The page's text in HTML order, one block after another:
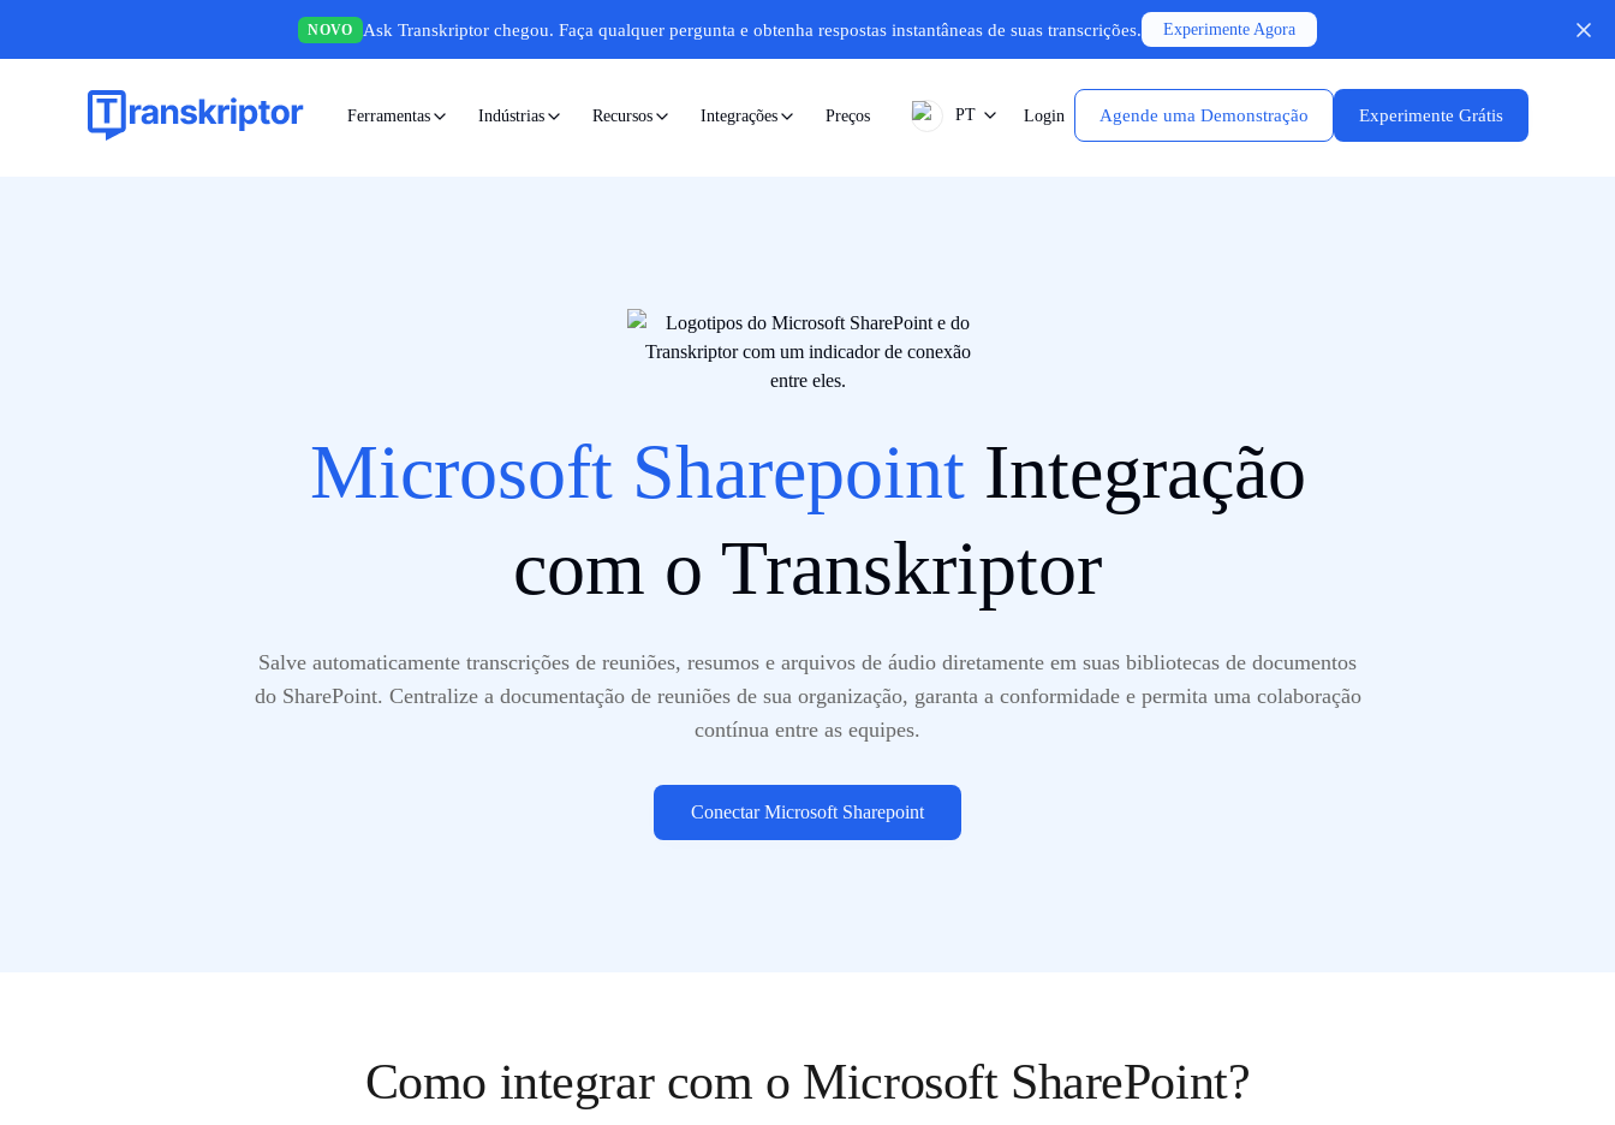
NOVO Ask Transkriptor chegou. Faça qualquer pergunta e obtenha respostas instantâneas de suas transcrições. Experimente Agora
Ferramentas Indústrias Recursos Integrações Preços PT Login Agende uma Demonstração Experimente Grátis
Microsoft SharepointIntegração
com o Transkriptor
Salve automaticamente transcrições de reuniões, resumos e arquivos de áudio diretamente em suas bibliotecas de documentos
do SharePoint. Centralize a documentação de reuniões de sua organização, garanta a conformidade e permita uma colaboração
contínua entre as equipes.
Conectar Microsoft Sharepoint
Como integrar com o Microsoft SharePoint?